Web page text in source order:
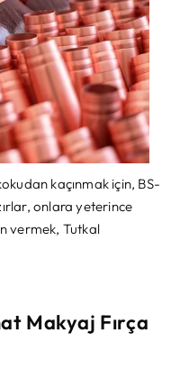
kaçınmak için, BS-
onlara yeterince
vermek, Tutkal
Makyaj Fırça